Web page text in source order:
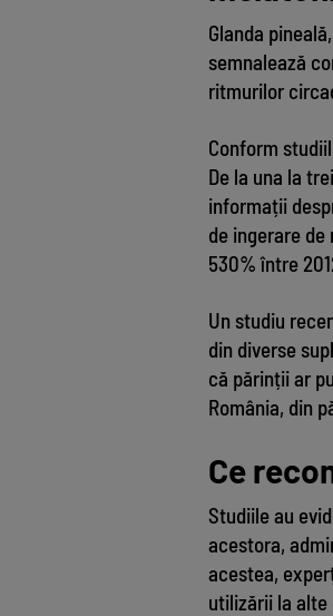
Glanda
semnalează
ritmurilor
Conform
De la una la
informații
de ingerare
530% între
Un studiu
din diverse
că părinții ar
România, din
Ce
Studiile au
acestora,
acestea,
utilizării la